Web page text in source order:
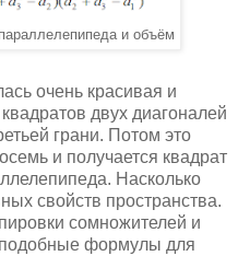
и объём
очень красивая и
двух диагоналей
грани. Потом это
и получается квадрат
Насколько
свойств пространства.
сомножителей и
формулы для